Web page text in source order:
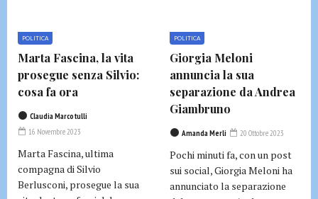
POLITICA
Marta Fascina, la vita
prosegue senza Silvio:
cosa fa ora
Claudia Marcotulli
16 Novembre 2023
Marta Fascina, ultima
compagna di Silvio
Berlusconi, prosegue la sua
POLITICA
Giorgia Meloni
annuncia la sua
separazione da Andrea
Giambruno
Amanda Merli 20 Ottobre 2023
Pochi minuti fa, con un post
sui social, Giorgia Meloni ha
annunciato la separazione